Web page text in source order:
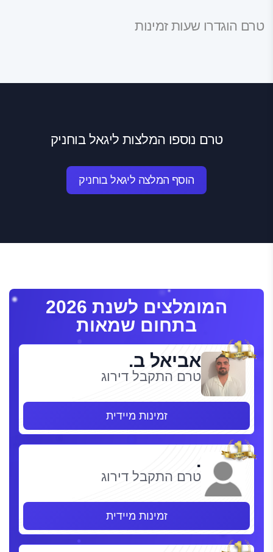
טרם הוגדרו שעות זמינות
טרם נוספו המלצות ליגאל בוחניק
הוסף המלצה ליגאל בוחניק
המומלצים לשנת 2026
בתחום שמאות
אביאל ב.
טרם התקבל דירוג
זמינות מיידית
.
טרם התקבל דירוג
זמינות מיידית